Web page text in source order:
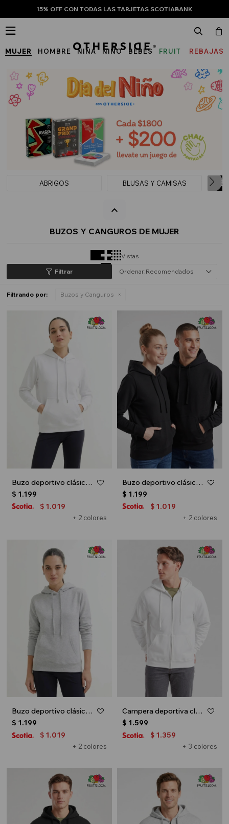
15% OFF CON TODAS LAS TARJETAS SCOTIABANK
MUJER HOMBRE NIÑA NIÑO BEBÉS
FRUIT
THE
LOOM
REBAJAS

ABRIGOS BLUSAS Y CAMISAS
BUZOS Y CANGUROS DE MUJER
Vistas
Recomendados
Filtrando por: Buzos y Canguros
Buzo deportivo clásico con capucha - Blanco
+ 2 colores
$ 1.199
$ 1.019
Buzo deportivo clásico con capucha - Negro
+ 2 colores
$ 1.199
$ 1.019
Buzo deportivo clásico con capucha - Gris melange claro
+ 2 colores
$ 1.199
$ 1.019
Campera deportiva clásica con capucha - UNISEX - Blanco
+ 3 colores
$ 1.599
$ 1.359